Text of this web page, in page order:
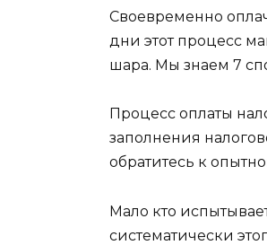
Своевременно
дни этот процесс
шара. Мы знаем 7
Процесс оплаты
заполнения
обратитесь к
Мало кто
систематически